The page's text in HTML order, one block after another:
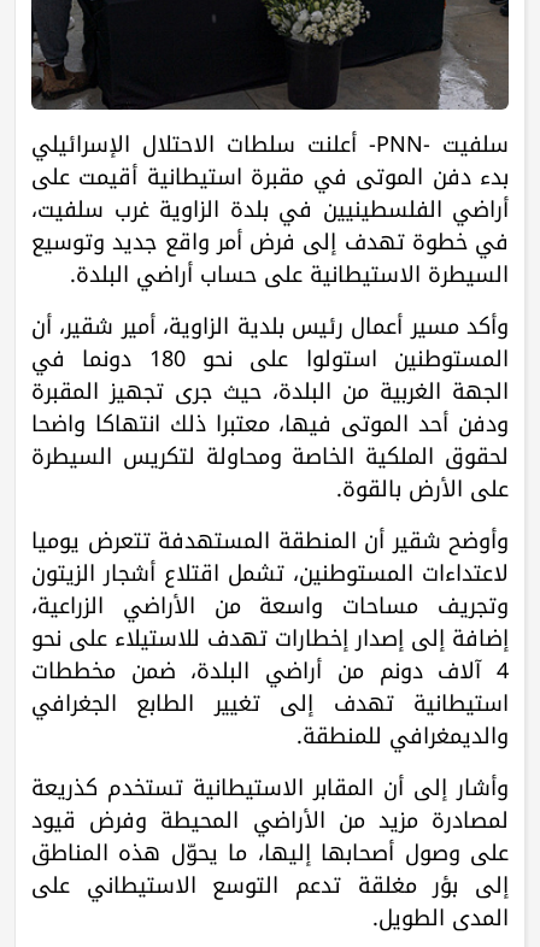
سلفيت -PNN- أعلنت سلطات الاحتلال الإسرائيلي
بدء دفن الموتى في مقبرة استيطانية أقيمت على
أراضي الفلسطينيين في بلدة الزاوية غرب سلفيت،
في خطوة تهدف إلى فرض أمر واقع جديد وتوسيع
السيطرة الاستيطانية على حساب أراضي البلدة.
وأكد مسير أعمال رئيس بلدية الزاوية، أمير شقير، أن
المستوطنين استولوا على نحو 180 دونما في
الجهة الغربية من البلدة، حيث جرى تجهيز المقبرة
ودفن أحد الموتى فيها، معتبرا ذلك انتهاكا واضحا
لحقوق الملكية الخاصة ومحاولة لتكريس السيطرة
على الأرض بالقوة.
وأوضح شقير أن المنطقة المستهدفة تتعرض يوميا
لاعتداءات المستوطنين، تشمل اقتلاع أشجار الزيتون
وتجريف مساحات واسعة من الأراضي الزراعية،
إضافة إلى إصدار إخطارات تهدف للاستيلاء على نحو
4 آلاف دونم من أراضي البلدة، ضمن مخططات
استيطانية تهدف إلى تغيير الطابع الجغرافي
والديمغرافي للمنطقة.
وأشار إلى أن المقابر الاستيطانية تستخدم كذريعة
لمصادرة مزيد من الأراضي المحيطة وفرض قيود
على وصول أصحابها إليها، ما يحوّل هذه المناطق
إلى بؤر مغلقة تدعم التوسع الاستيطاني على
المدى الطويل.